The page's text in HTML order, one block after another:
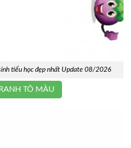
tiểu học đẹp nhất Update 08/2026
TÔ MÀU